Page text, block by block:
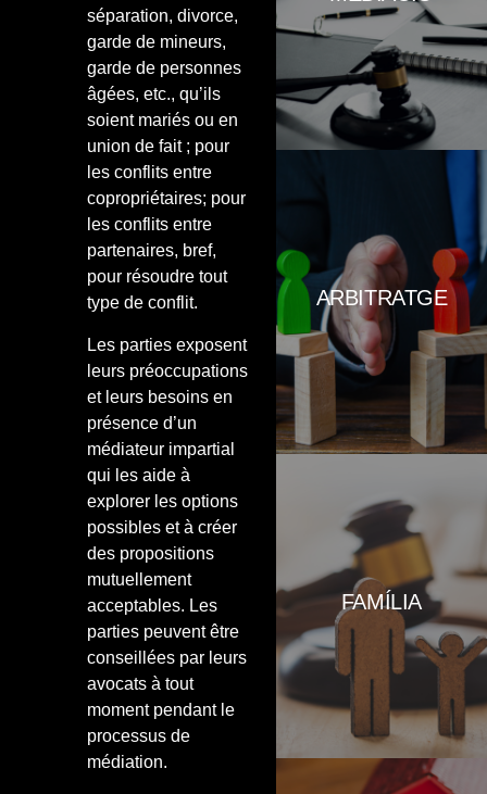
séparation, divorce,
garde de mineurs,
garde de personnes
âgées, etc., qu’ils
soient mariés ou en
union de fait ; pour
les conflits entre
copropriétaires; pour
les conflits entre
partenaires, bref,
pour résoudre tout
type de conflit.
Les parties exposent
leurs préoccupations
et leurs besoins en
présence d’un
médiateur impartial
qui les aide à
explorer les options
possibles et à créer
des propositions
mutuellement
acceptables. Les
parties peuvent être
conseillées par leurs
avocats à tout
moment pendant le
processus de
médiation.
ajudar a les parts en conflicte i
facilitar-los l’obtenció d’un acord
satisfactori per ambdues. L’acord
és un acord fet a mida de les
parts i no imposat per tercers.
ARBITRATGE
L’arbitratge respon a situacions
en què les parts enfrontades no
es posen d’acord en la solució
més adequada i decideixen
encomanar a un tercer la solució
de la divergència, comprometent-
se a complir la resolució que
aquest dicti en forma de laude
arbitral.
FAMÍLIA
Som especialistes en facilitació
d’acords en aquesta matèria.
Treballem amb el principi bàsic
de l’interès primer dels fills i
aquelles persones que pateixen
una discapacitat, sense deixar de
banda els acords econòmics que
son base d’un compliment
satisfactori dels convenis i de les
resolucions judicials que els
aproven.
HIPOTECAS.- És el mitjà preferit